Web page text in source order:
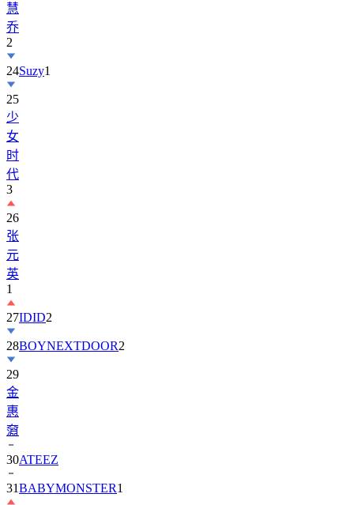
慧
乔
2
24Suzy1
25
少
女
时
代
3
26
张
元
英
1
27IDID2
28BOYNEXTDOOR2
29
金
惠
奫
30ATEEZ
31BABYMONSTER1